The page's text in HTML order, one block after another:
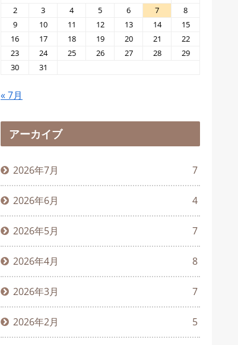
2
3 4 5 6 7
8
9
10 11 12 13 14
15
16
17 18 19 20 21
22
23
24 25 26 27 28
29
30
31
« 7月
アーカイブ
2026年7月 7
2026年6月 4
2026年5月 7
2026年4月 8
2026年3月 7
2026年2月 5